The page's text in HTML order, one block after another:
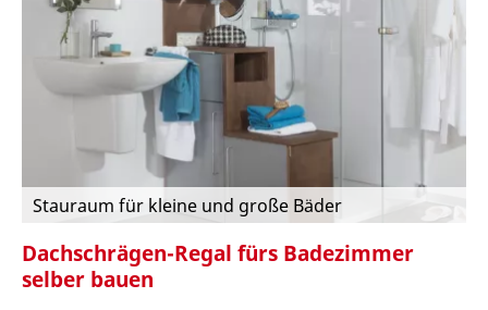
Stauraum für kleine und große Bäder
Dachschrägen-Regal fürs Badezimmer
selber bauen